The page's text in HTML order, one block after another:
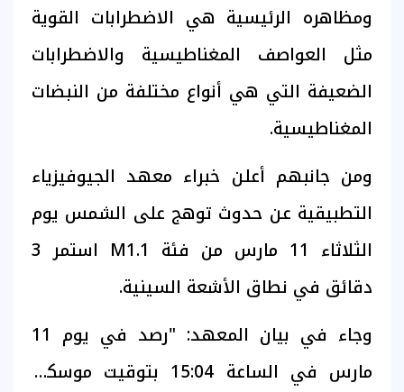
ومظاهره الرئيسية هي الاضطرابات القوية
مثل العواصف المغناطيسية والاضطرابات
الضعيفة التي هي أنواع مختلفة من النبضات
المغناطيسية.
ومن جانبهم أعلن خبراء معهد الجيوفيزياء
التطبيقية عن حدوث توهج على الشمس يوم
الثلاثاء 11 مارس من فئة M1.1 استمر 3
دقائق في نطاق الأشعة السينية.
وجاء في بيان المعهد: "رصد في يوم 11
مارس في الساعة 15:04 بتوقيت موسكو،